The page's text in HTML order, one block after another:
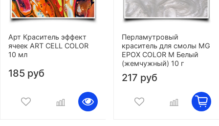
Арт Краситель эффект
ячеек ART CELL COLOR
10 мл
185 руб
Перламутровый
краситель для смолы MG
EPOX COLOR M Белый
(жемчужный) 10 г
217 руб